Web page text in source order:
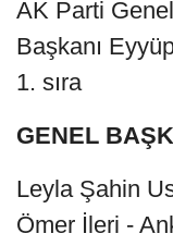
AK Parti
Başkanı
1. sıra
GENEL
Leyla Şahin
Ömer İleri -